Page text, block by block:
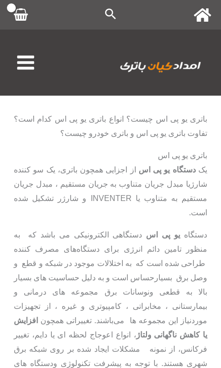
پرش
باتری یو پی اس چیست؟ انواع باتری یو پی اس کدام است؟
تفاوت باتری یو پی اس و باتری خودرو چیست؟
باتری یو پی اس
یکدستگاه یو پی اس از اجزایی همچون باتری، یک سو کننده
شارژیا مبدل جریان متناوب به جریان مستقیم ، مبدل جریان
مستقیم به متناوب یا INVENTER و شارژر تشکیل شده
است.
دستگاه یو پی اس دستگاهی الکترونیکی می باشد که به
منظور تامین دائم انرژی برای دستگاه‌های مصرف کننده
طراحی شده است که به اختلالات موجود در شبکه و قطع و
وصل برق بسیارحساس است و به دلیل حساسیت های بسیار
بالا به قطعی ونوسانات برق مجموعه های درمانی و
بیمارستانی ، مخابراتی ، کامپیوتری و غیره ، از تجهیزات
موردنیاز این مجموعه ها می‌باشند. تغییراتی همچون
افزایش
یا کاهش ناگهانی ولتاژ ، انواع اعوجاج لحظه ای یا دایم، تغییر
فرکانس، از نمونه مشکلات ایجاد شده بر روی شبکه‌ برق
شهری هستند. با توجه به پیشرفت تکنولوژی ودستگاه های